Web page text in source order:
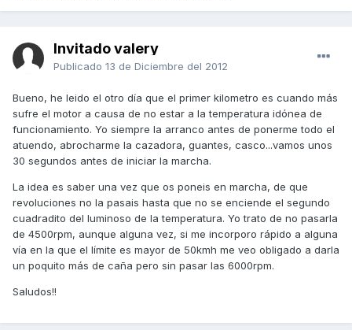
Invitado valery
Publicado 13 de Diciembre del 2012
Bueno, he leido el otro día que el primer kilometro es cuando más
sufre el motor a causa de no estar a la temperatura idónea de
funcionamiento. Yo siempre la arranco antes de ponerme todo el
atuendo, abrocharme la cazadora, guantes, casco...vamos unos
30 segundos antes de iniciar la marcha.
La idea es saber una vez que os poneis en marcha, de que
revoluciones no la pasais hasta que no se enciende el segundo
cuadradito del luminoso de la temperatura. Yo trato de no pasarla
de 4500rpm, aunque alguna vez, si me incorporo rápido a alguna
vía en la que el límite es mayor de 50kmh me veo obligado a darla
un poquito más de caña pero sin pasar las 6000rpm.
Saludos!!